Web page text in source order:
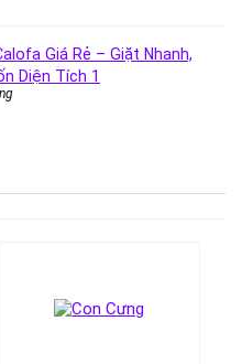
Giá Rẻ – Giặt Nhanh,
Diện Tích 1